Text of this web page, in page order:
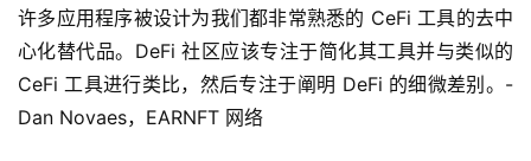
许多应用程序被设计为我们都非常熟悉的 CeFi 工具的去中
心化替代品。DeFi 社区应该专注于简化其工具并与类似的
CeFi 工具进行类比，然后专注于阐明 DeFi 的细微差别。-
Dan Novaes，EARNFT 网络